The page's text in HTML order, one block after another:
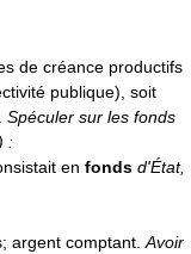
de créance productifs
publique), soit
Spéculer sur les fonds
:
en fonds d'État,
argent comptant.Avoir